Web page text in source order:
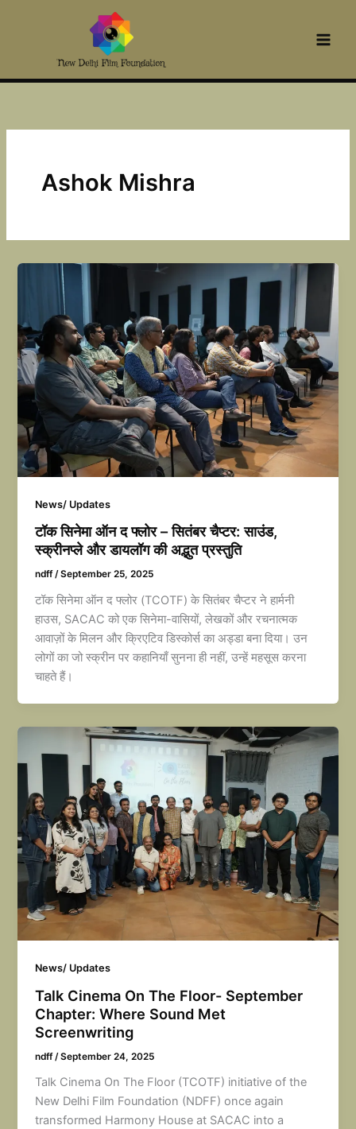
Ashok Mishra
News/ Updates
टॉक सिनेमा ऑन द फ्लोर – सितंबर चैप्टर: साउंड,
स्क्रीनप्ले और डायलॉग की अद्भुत प्रस्तुति
ndff/September 25, 2025
टॉक सिनेमा ऑन द फ्लोर (TCOTF) के सितंबर चैप्टर ने हार्मनी
हाउस, SACAC को एक सिनेमा-वासियों, लेखकों और रचनात्मक
आवाज़ों के मिलन और क्रिएटिव डिस्कोर्स का अड्डा बना दिया। उन
लोगों का जो स्क्रीन पर कहानियाँ सुनना ही नहीं, उन्हें महसूस करना
चाहते हैं।
News/ Updates
Talk Cinema On The Floor- September
Chapter: Where Sound Met
Screenwriting
ndff /September 24, 2025
Talk Cinema On The Floor (TCOTF) initiative of the
New Delhi Film Foundation (NDFF) once again
transformed Harmony House at SACAC into a